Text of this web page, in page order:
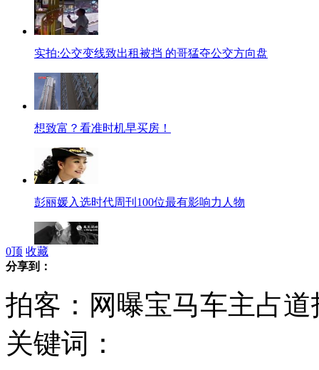
实拍:公交变线致出租被挡 的哥猛夺公交方向盘
想致富？看准时机早买房！
彭丽媛入选时代周刊100位最有影响力人物
网曝西安宝马车主殴打保洁员
格莱美巨星将集体来华 谭晶最欣赏迈克尔·波顿
0顶 收藏
分享到：
拍客：网曝宝马车主占
关键词：